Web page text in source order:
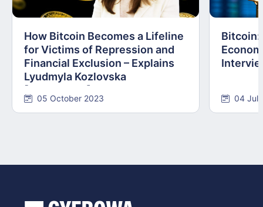
How Bitcoin Becomes a Lifeline
for Victims of Repression and
Financial Exclusion – Explains
Lyudmyla Kozlovska
05 October 2023
Bitcoin:
04